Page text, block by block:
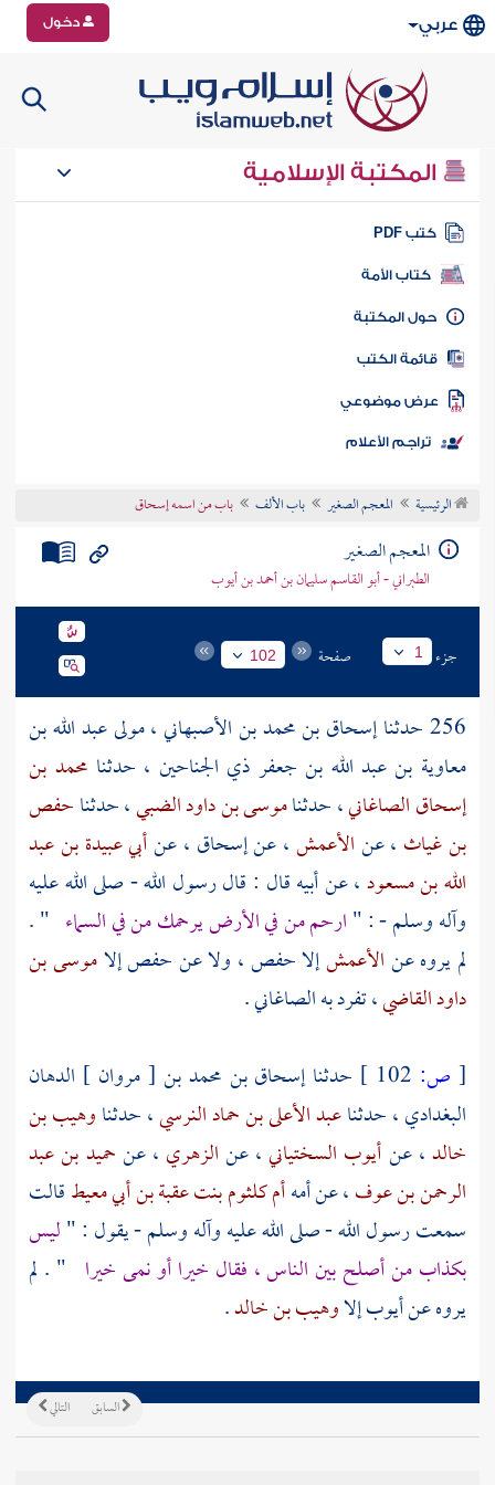
عربي دخول
المكتبة الإسلامية
كتب PDF
كتاب الأمة
المكتبة
الكتب
موضوعي
تراجم الأعلام
الرئيسية المعجم الصغير باب الألف باب من اسمه إسحاق
المعجم الصغير
الطبراني - أبو القاسم سليمان بن أحمد بن أيوب
جزء 1 صفحة 102
256 حدثنا
إسحاق بن محمد بن الأصبهاني ، مولى عبد الله بن
معاوية بن عبد الله بن جعفر ذي الجناحين ، حدثنا محمد بن
إسحاق الصاغاني، حدثناموسى بن داود الضبي، حدثناحفص
بن غياث ، عنالأعمش، عنإسحاق ، عنأبي عبيدة بن عبد
الله بن مسعود، عن أبيه قال : قال رسول الله - صلى الله عليه
وآله وسلم - : "ارحم من في الأرض يرحمك من في السماء " .
لم يروه عنالأعمشإلاحفص، ولا عنحفصإلاموسى بن
داود القاضي، تفرد بهالصاغاني.
[ ص: حدثناإسحاق بن محمد بن [ مروان ] الدهان
البغدادي، حدثناعبد الأعلى بن حماد النرسي، حدثناوهيب بن
خالد، عنأيوب السختياني، عنالزهري ، عنحميد بن عبد
الرحمن بن عوف، عن أمهأم كلثوم بنت عقبة بن أبي معيطقالت
سمعت رسول الله - صلى الله عليه وآله وسلم - يقول : "ليس
بكذاب من أصلح بين الناس ، فقال خيرا أو نمى خيرا " . لم
يروه عنأيوبإلاوهيب بن خالد.
التالي السابق